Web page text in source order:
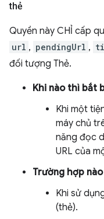
thẻ
Quyền này CHỈ cấp
url , pendingUrl ,
đối tượng Thẻ.
Khi nào thì bắt
Khi một
máy chủ
năng đọc
URL của
Trường hợp
Khi sử
(thẻ).